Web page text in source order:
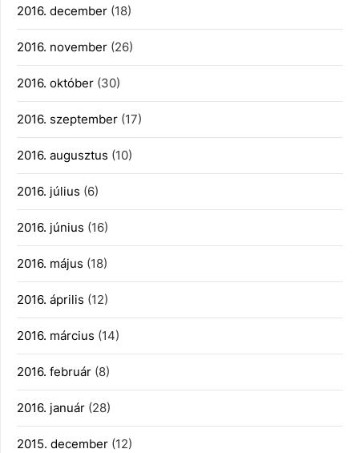
2016. december (18)
2016. november (26)
2016. október (30)
2016. szeptember (17)
2016. augusztus (10)
2016. július (6)
2016. június (16)
2016. május (18)
2016. április (12)
2016. március (14)
2016. február (8)
2016. január (28)
2015. december (12)